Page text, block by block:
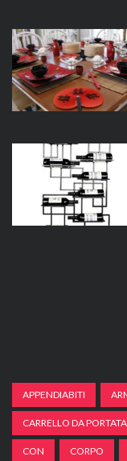
APPENDIABITI
CARRELLO DA
CON CORPO